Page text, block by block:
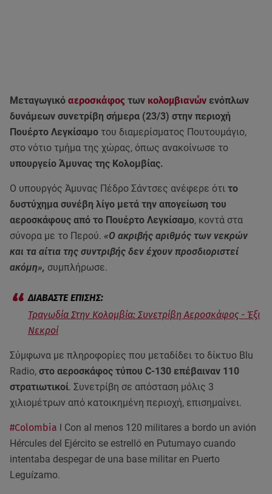
Μεταγωγικό αεροσκάφος των κολομβιανών ενόπλων
δυνάμεων συνετρίβη σήμερα (23/3) στην περιοχή
Πουέρτο Λεγκίσαμο του διαμερίσματος Πουτουμάγιο,
στο νότιο τμήμα της χώρας, όπως ανακοίνωσε το
υπουργείο Άμυνας της Κολομβίας.
Ο υπουργός Άμυνας Πέδρο Σάντσες ανέφερε ότι το
δυστύχημα συνέβη λίγο μετά την απογείωση του
αεροσκάφους από το Πουέρτο Λεγκίσαμο, κοντά στα
σύνορα με το Περού. «Ο ακριβής αριθμός των νεκρών
και τα αίτια της συντριβής δεν έχουν προσδιοριστεί
ακόμη», συμπλήρωσε.
Τραγωδία Στην Κολομβία: Συνετρίβη Αεροσκάφος - Έξι
Νεκροί
Σύμφωνα με πληροφορίες που μεταδίδει το δίκτυο Blu
Radio, στο αεροσκάφος τύπου C-130 επέβαιναν 110
στρατιωτικοί. Συνετρίβη σε απόσταση μόλις 3
χιλιομέτρων από κατοικημένη περιοχή, επισημαίνει.
#Colombia l Con al menos 120 militares a bordo un avión
Hércules del Ejército se estrelló en Putumayo cuando
intentaba despegar de una base militar en Puerto
Leguízamo.